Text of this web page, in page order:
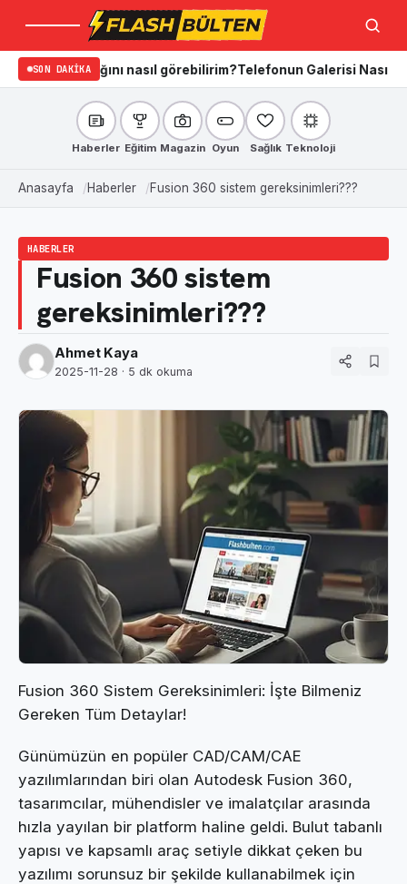
Menü Ara
SON DAKIKA
nasıl görebilirim?Telefonun Galerisi Nasıl Temizlenir?
Haberler Eğitim Magazin Oyun Sağlık Teknoloji
Anasayfa Haberler Fusion 360 sistem gereksinimleri???
HABERLER
Fusion 360 sistem
gereksinimleri???
Ahmet Kaya
2025-11-28 · 5 dk okuma
Fusion 360 Sistem Gereksinimleri: İşte Bilmeniz
Gereken Tüm Detaylar!
Günümüzün en popüler CAD/CAM/CAE
yazılımlarından biri olan Autodesk Fusion 360,
tasarımcılar, mühendisler ve imalatçılar arasında
hızla yayılan bir platform haline geldi. Bulut tabanlı
yapısı ve kapsamlı araç setiyle dikkat çeken bu
yazılımı sorunsuz bir şekilde kullanabilmek için